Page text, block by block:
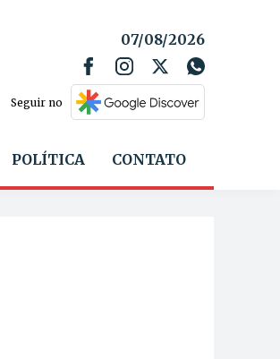
07/08/2026
Seguir no
POLÍTICA CONTATO